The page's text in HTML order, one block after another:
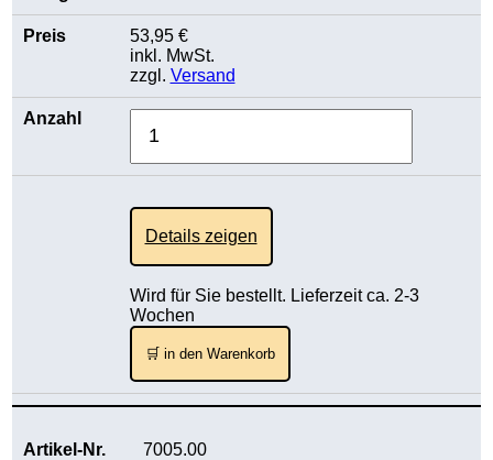
53,95 €
inkl. MwSt.
zzgl. Versand
Details zeigen
Wird für Sie bestellt. Lieferzeit ca. 2-3
Wochen
🛒 in den Warenkorb
7005.00